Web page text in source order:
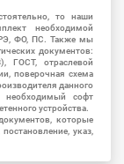
то наши
необходимой
РЭ, ФО, ПС. Также мы
документов:
ГОСТ, отраслевой
поверочная схема
данного
необходимый софт
устройства.
которые
указ,